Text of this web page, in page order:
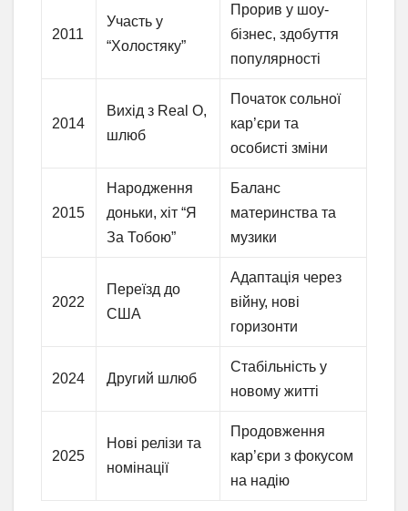
2011
Участь у
“Холостяку”
Прорив у шоу-
бізнес, здобуття
популярності
2014
Вихід з Real O,
шлюб
Початок сольної
кар’єри та
особисті зміни
2015
Народження
доньки, хіт “Я
За Тобою”
Баланс
материнства та
музики
2022
Переїзд до
США
Адаптація через
війну, нові
горизонти
2024 Другий шлюб
Стабільність у
новому житті
2025
Нові релізи та
номінації
Продовження
кар’єри з фокусом
на надію